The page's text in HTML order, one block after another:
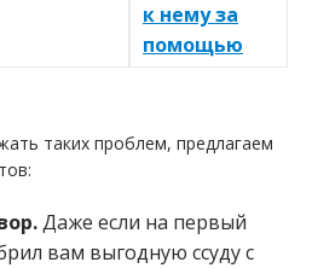
к нему за
помощью
таких проблем, предлагаем
Даже если на первый
вам выгодную ссуду с